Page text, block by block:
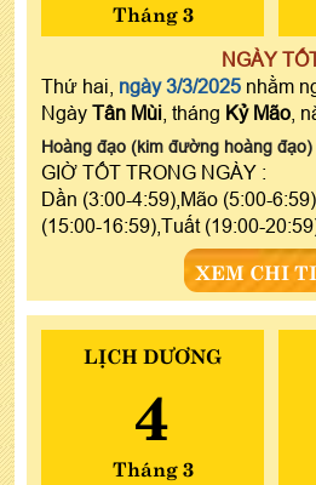
Tháng 3
NGÀY
Thứ hai, ngày 3/3/2025 nhằm
Ngày Tân Mùi , tháng Kỷ Mão ,
Hoàng đạo (kim đường hoàng đạo)
GIỜ TỐT TRONG NGÀY :
Dần (3:00-4:59),Mão (5:00-
(15:00-16:59),Tuất (19:00-
XEM CHI
LỊCH DƯƠNG
4
Tháng 3